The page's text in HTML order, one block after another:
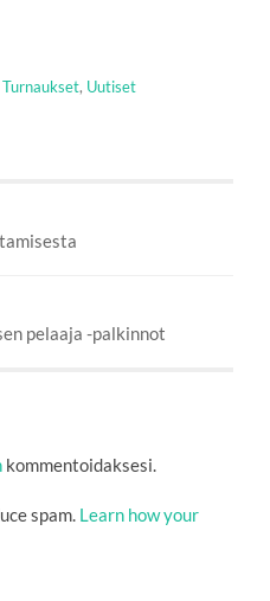
Turnaukset, Uutiset
pelaaja -palkinnot
kommentoidaksesi.
spam. Learn how your